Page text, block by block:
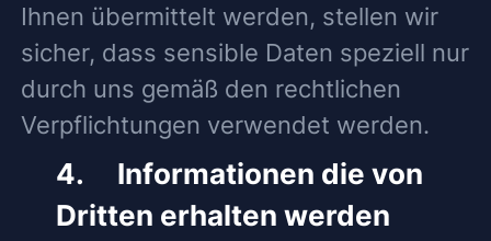
Ihnen übermittelt werden, stellen wir
sicher, dass sensible Daten speziell nur
durch uns gemäß den rechtlichen
Verpflichtungen verwendet werden.
4. Informationen die von
Dritten erhalten werden